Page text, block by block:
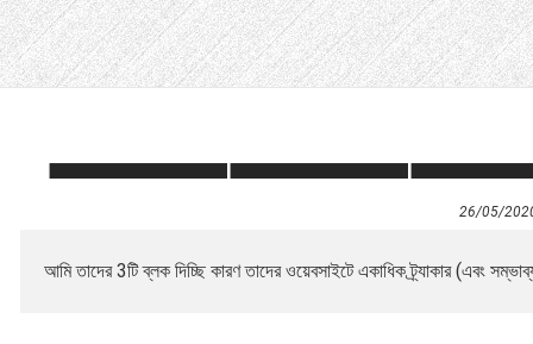
26/05/
আমি তাদের 3টি ব্লক দিচ্ছি কারণ তাদের ওয়েবসাইটে একাধিক ট্র্যাকার (এবং